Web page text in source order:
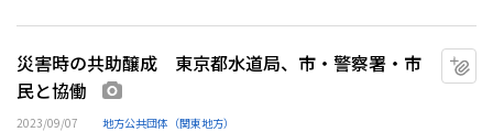
災害時の共助醸成 東京都水道局、市・警察署・市
民と協働
2023/09/07 地方公共団体（関東地方）